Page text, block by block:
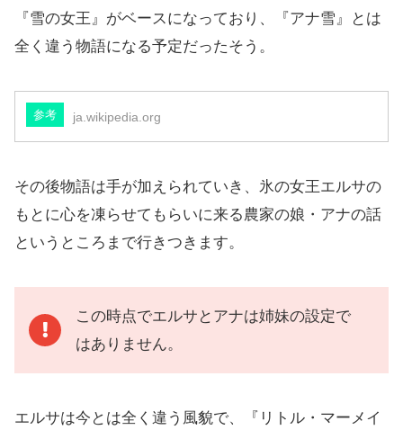
『雪の女王』がベースになっており、『アナ雪』とは
全く違う物語になる予定だったそう。
参考 ja.wikipedia.org
その後物語は手が加えられていき、氷の女王エルサの
もとに心を凍らせてもらいに来る農家の娘・アナの話
というところまで行きつきます。
この時点でエルサとアナは姉妹の設定で
はありません。
エルサは今とは全く違う風貌で、『リトル・マーメイ